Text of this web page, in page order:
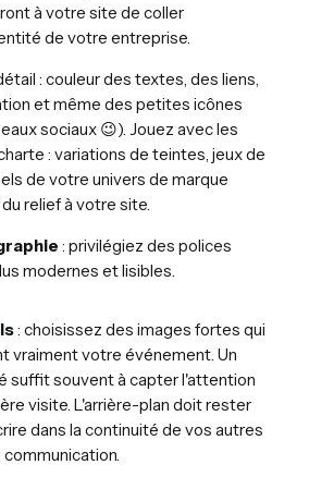
à votre site de coller
de votre entreprise.
: couleur des textes, des liens,
et même des petites icônes
sociaux 😉). Jouez avec les
: variations de teintes, jeux de
de votre univers de marque
relief à votre site.
: privilégiez des polices
modernes et lisibles.
: choisissez des images fortes qui
vraiment votre événement. Un
suffit souvent à capter l'attention
visite. L'arrière-plan doit rester
dans la continuité de vos autres